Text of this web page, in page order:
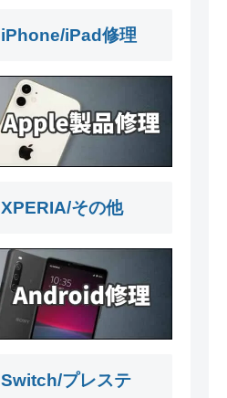
iPhone/iPad修理
XPERIA/その他
Switch/プレステ